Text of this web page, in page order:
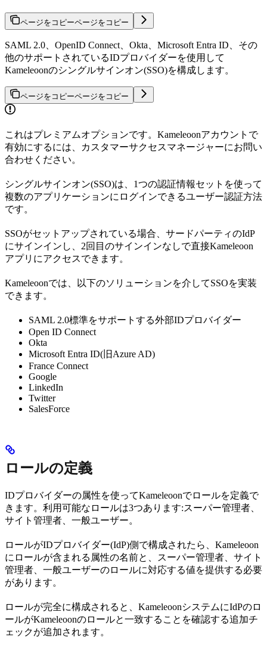
ページをコピーページをコピー
SAML 2.0、OpenID Connect、Okta、Microsoft Entra ID、その
他のサポートされているIDプロバイダーを使用して
Kameleoonのシングルサインオン(SSO)を構成します。
ページをコピーページをコピー
これはプレミアムオプションです。Kameleoonアカウントで
有効にするには、カスタマーサクセスマネージャーにお問い
合わせください。
シングルサインオン(SSO)は、1つの認証情報セットを使って
複数のアプリケーションにログインできるユーザー認証方法
です。
SSOがセットアップされている場合、サードパーティのIdP
にサインインし、2回目のサインインなしで直接Kameleoon
アプリにアクセスできます。
Kameleoonでは、以下のソリューションを介してSSOを実装
できます。
SAML 2.0標準をサポートする外部IDプロバイダー
Open ID Connect
Okta
Microsoft Entra ID(旧Azure AD)
France Connect
Google
LinkedIn
Twitter
SalesForce
ロールの定義
IDプロバイダーの属性を使ってKameleoonでロールを定義で
きます。利用可能なロールは3つあります:スーパー管理者、
サイト管理者、一般ユーザー。
ロールがIDプロバイダー(IdP)側で構成されたら、Kameleoon
にロールが含まれる属性の名前と、スーパー管理者、サイト
管理者、一般ユーザーのロールに対応する値を提供する必要
があります。
ロールが完全に構成されると、KameleoonシステムにIdPのロ
ールがKameleoonのロールと一致することを確認する追加チ
ェックが追加されます。